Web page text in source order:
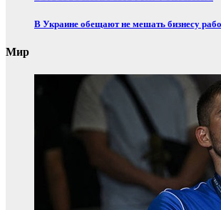
В Украине обещают не мешать бизнесу
Мир